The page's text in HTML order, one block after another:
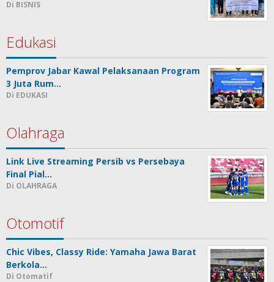
Di BISNIS
Edukasi
Pemprov Jabar Kawal Pelaksanaan Program
3 Juta Rum…
Di EDUKASI
Olahraga
Link Live Streaming Persib vs Persebaya
Final Pial…
Di OLAHRAGA
Otomotif
Chic Vibes, Classy Ride: Yamaha Jawa Barat
Berkola…
Di Otomatif